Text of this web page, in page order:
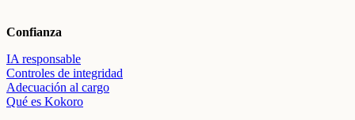
Confianza
IA responsable
Controles de integridad
Adecuación al cargo
Qué es Kokoro